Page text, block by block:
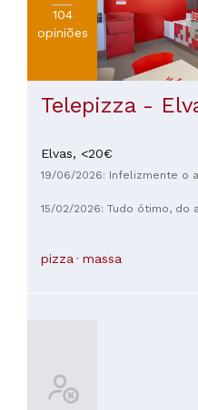
104
opiniões
Telepizza -
Elvas, <20€
19/06/2026: Infelizmente o
15/02/2026: Tudo ótimo, do
pizza massa